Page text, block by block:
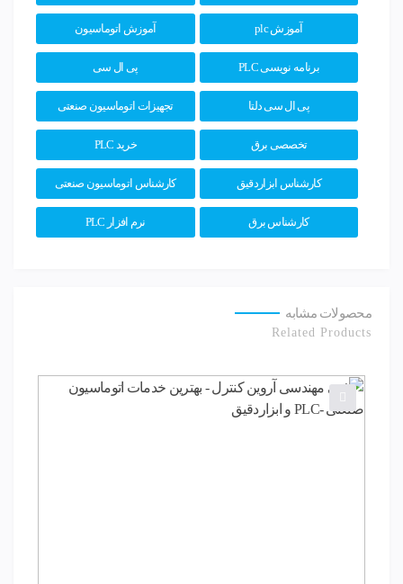
آموزش plc آموزش اتوماسیون
برنامه نویسی PLC پی ال سی
پی ال سی دلتا تجهیزات اتوماسیون صنعتی
تخصصی برق خرید PLC
کارشناس ابزاردقیق کارشناس اتوماسیون صنعتی
کارشناس برق نرم افزار PLC
محصولات مشابه
Related Products